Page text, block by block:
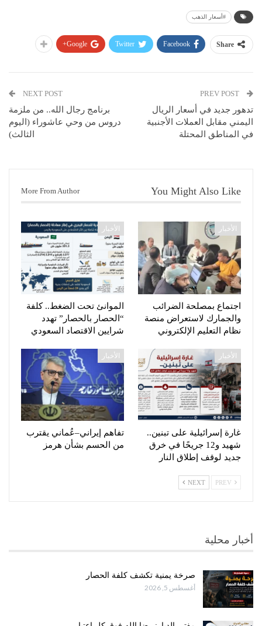
#أسعار الذهب
Share
Facebook
Twitter
Google+
تدهور جديد في أسعار الريال
اليمني مقابل العملات الأجنبية
في المناطق المحتلة
NEXT POST
برنامج رجال الله.. من ملزمة
دروس من وحي عاشوراء (اليوم
الثالث)
You Might Also Like
More From Author
الأخبار
اجتماع بمصلحة الضرائب
والجمارك لاستعراض منصة
نظام التعليم الإلكتروني
الأخبار
الموانئ تحت الضغط.. كلفة
“الحصار بالحصار” تهدد
شرايين الاقتصاد السعودي
الأخبار
غارة إسرائيلية على تبنين..
شهيد و12 جريحًا في خرق
جديد لوقف إطلاق النار
الأخبار
تفاهم إيراني–عُماني يقترب
من الحسم بشأن هرمز
NEXT
أخبار محلية
صرخة يمنية تكشف كلفة الحصار
أغسطس 5, 2026